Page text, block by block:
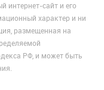
интернет-сайт и его
характер и ни
размещенная на
РФ, и может быть